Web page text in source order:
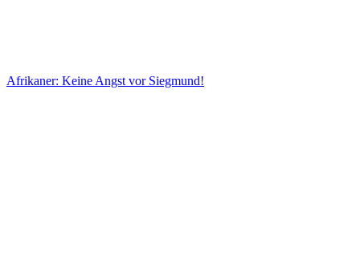
Afrikaner: Keine Angst vor Siegmund!